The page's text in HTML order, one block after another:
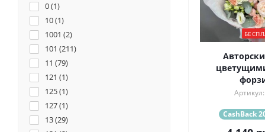
CashBack
Желтый (
Коралловый (
Кремовый (
Персиковый (
0 (1)
10 (1)
1001 (2)
101 (211)
11 (79)
121 (1)
125 (1)
127 (1)
13 (29)